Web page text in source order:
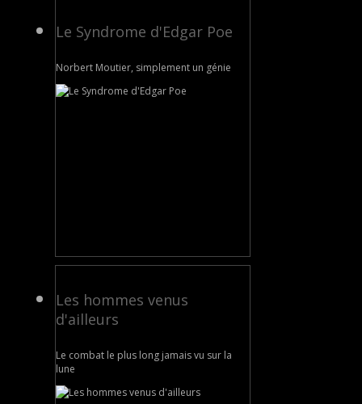
Le Syndrome d'Edgar Poe
Norbert Moutier, simplement un génie
Les hommes venus
d'ailleurs
Le combat le plus long jamais vu sur la
lune